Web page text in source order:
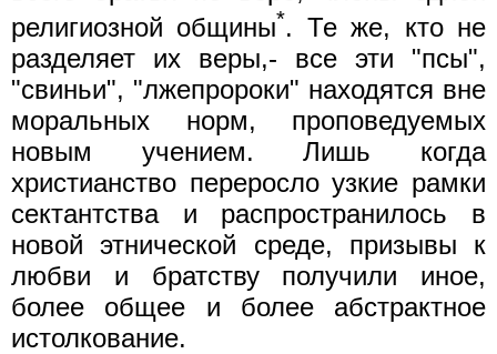
религиозной общины*. Те же, кто не
разделяет их веры,- все эти "псы",
"свиньи", "лжепророки" находятся вне
моральных норм, проповедуемых
новым учением. Лишь когда
христианство переросло узкие рамки
сектантства и распространилось в
новой этнической среде, призывы к
любви и братству получили иное,
более общее и более абстрактное
истолкование.